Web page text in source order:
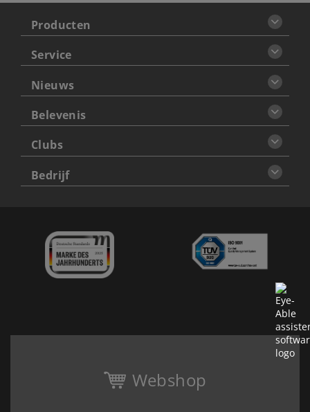
Producten
Service
Nieuws
Belevenis
Clubs
Bedrijf
Webshop